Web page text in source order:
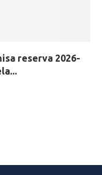
reserva 2026-